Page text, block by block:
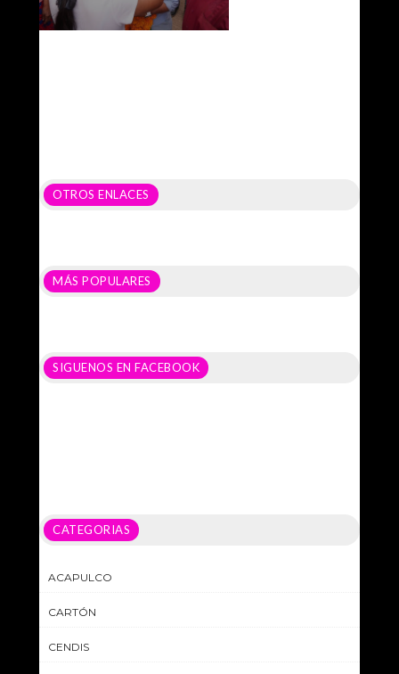
OTROS ENLACES
MÁS POPULARES
SIGUENOS EN FACEBOOK
CATEGORIAS
ACAPULCO
CARTÓN
CENDIS